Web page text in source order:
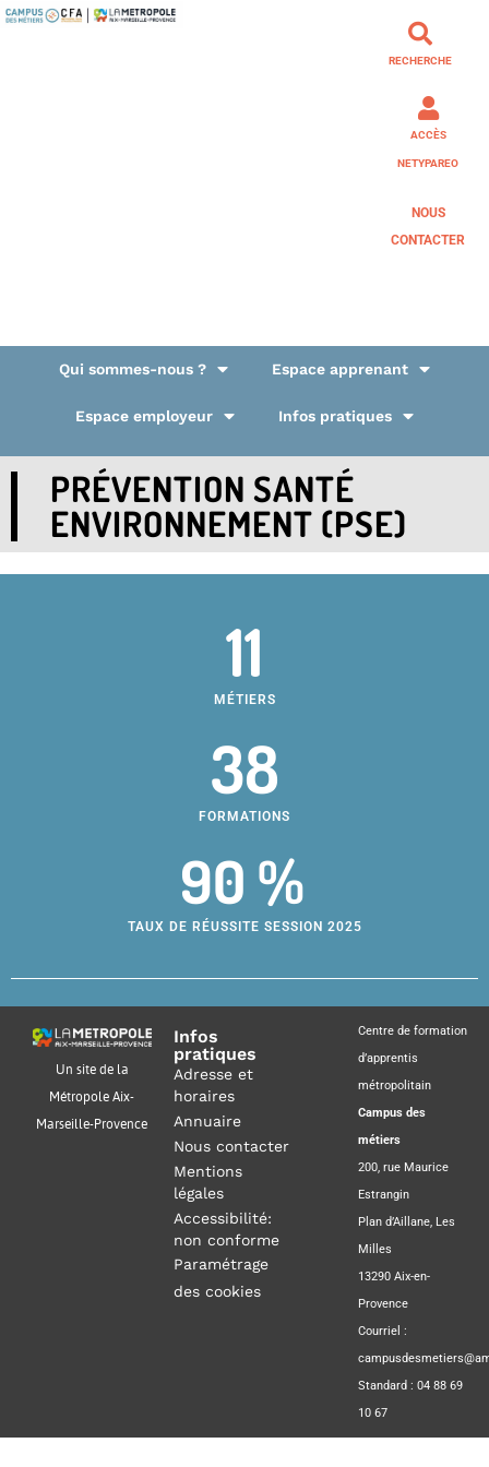
RECHERCHE
ACCÈS
NETYPAREO
NOUS
CONTACTER
Qui sommes-nous ? Espace apprenant
Espace employeur Infos pratiques
PRÉVENTION SANTÉ
ENVIRONNEMENT (PSE)
11
MÉTIERS
38
FORMATIONS
90 %
TAUX DE RÉUSSITE SESSION 2025
Un site de la
Métropole Aix-
Marseille-Provence
Infos
pratiques
Adresse et
horaires
Annuaire
Nous contacter
Mentions
légales
Accessibilité:
non conforme
Paramétrage
des cookies
Centre de formation
d’apprentis
métropolitain
Campus des
métiers
200, rue Maurice
Estrangin
Plan d’Aillane, Les
Milles
13290 Aix-en-
Provence
Courriel :
Standard : 04 88 69
10 67